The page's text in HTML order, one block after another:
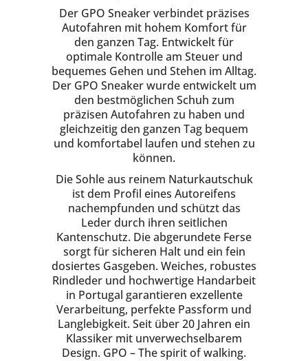
Der GPO Sneaker verbindet präzises
Autofahren mit hohem Komfort für
den ganzen Tag. Entwickelt für
optimale Kontrolle am Steuer und
bequemes Gehen und Stehen im Alltag.
Der GPO Sneaker wurde entwickelt um
den bestmöglichen Schuh zum
präzisen Autofahren zu haben und
gleichzeitig den ganzen Tag bequem
und komfortabel laufen und stehen zu
können.
Die Sohle aus reinem Naturkautschuk
ist dem Profil eines Autoreifens
nachempfunden und schützt das
Leder durch ihren seitlichen
Kantenschutz. Die abgerundete Ferse
sorgt für sicheren Halt und ein fein
dosiertes Gasgeben. Weiches, robustes
Rindleder und hochwertige Handarbeit
in Portugal garantieren exzellente
Verarbeitung, perfekte Passform und
Langlebigkeit. Seit über 20 Jahren ein
Klassiker mit unverwechselbarem
Design. GPO – The spirit of walking.